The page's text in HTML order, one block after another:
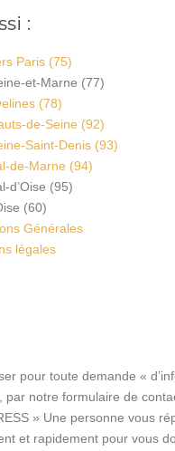
:
Paris (75)
et-Marne (77)
(78)
de-Seine (92)
Saint-Denis (93)
de-Marne (94)
d’Oise (95)
(60)
Générales
légales
pour toute demande «
par notre formulaire de
» Une personne vous
et rapidement pour vous